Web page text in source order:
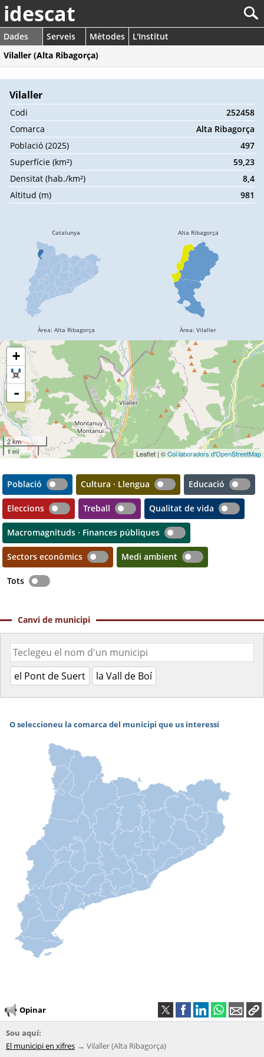
idescat
Dades Serveis Mètodes
L'Institut
Vilaller (Alta Ribagorça)
Vilaller
Codi
252458
Comarca
Alta Ribagorça
Població (2025)
497
Superfície (km²)
59,23
Densitat (hab./km²)
8,4
Altitud (m)
981
+
-
2 km
1 mi
Leaflet | ©Col·laboradors d'OpenStreetMap
Població Cultura · Llengua Educació
Eleccions Treball Qualitat de vida
Macromagnituds · Finances públiques
Sectors econòmics Medi ambient
Tots
Canvi de municipi
el Pont de Suert la Vall de Boí
Opinar
Sou aquí:
El municipi en xifres
Vilaller (Alta Ribagorça)